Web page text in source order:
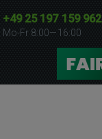
+49 25 197 159 962
Mo-Fr 8:00—16:00